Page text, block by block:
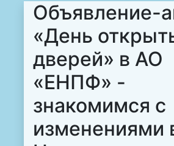
Объявление-
«День
дверей» в АО
«ЕНПФ» -
знакомимся с
изменениями